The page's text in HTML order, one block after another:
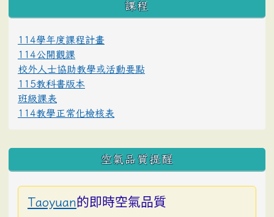
課程
114學年度課程計畫
114公開觀課
校外人士協助教學或活動要點
115教科書版本
班級課表
114教學正常化檢核表
空氣品質提醒
Taoyuan的即時空氣品質